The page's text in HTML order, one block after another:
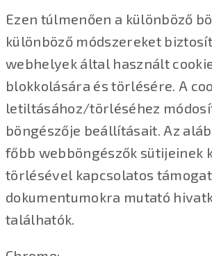
Ezen túlmenően a különböző
különböző módszereket
webhelyek által használt
blokkolására és törlésére. A
letiltásához/törléséhez
böngészője beállításait. Az
főbb webböngészők sütijeinek
törlésével kapcsolatos
dokumentumokra mutató
találhatók.